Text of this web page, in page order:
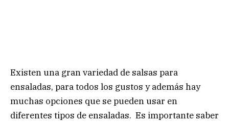
Existen una gran variedad de salsas para
ensaladas, para todos los gustos y además hay
muchas opciones que se pueden usar en
diferentes tipos de ensaladas. Es importante saber